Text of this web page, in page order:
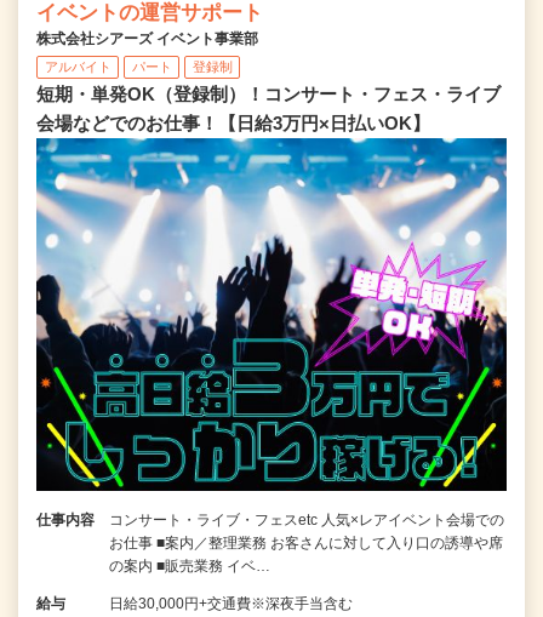
イベントの運営サポート
株式会社シアーズ イベント事業部
アルバイト パート 登録制
短期・単発OK（登録制）！コンサート・フェス・ライブ
会場などでのお仕事！【日給3万円×日払いOK】
仕事内容
コンサート・ライブ・フェスetc 人気×レアイベント会場での
お仕事 ■案内／整理業務 お客さんに対して入り口の誘導や席
の案内 ■販売業務 イベ…
給与 日給30,000円+交通費※深夜手当含む